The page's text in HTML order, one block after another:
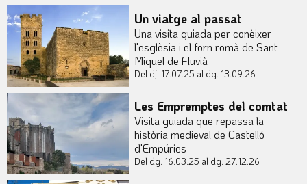
Un viatge al passat
Una visita guiada per conèixer
l'esglèsia i el forn romà de Sant
Miquel de Fluvià
Del dj. 17.07.25 al dg. 13.09.26
Les Empremptes del comtat
Visita guiada que repassa la
història medieval de Castelló
d'Empúries
Del dg. 16.03.25 al dg. 27.12.26